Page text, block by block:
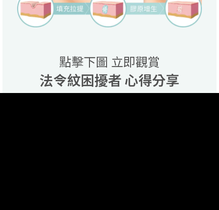
點擊下圖 立即觀賞
法令紋困擾者 心得分享